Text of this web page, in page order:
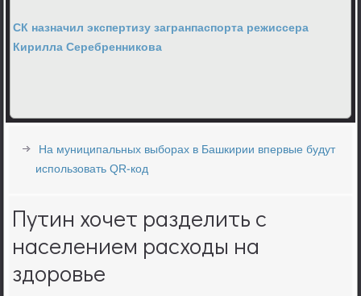
СК назначил экспертизу загранпаспорта режиссера
Кирилла Серебренникова
На муниципальных выборах в Башкирии впервые будут
использовать QR-код
Путин хочет разделить с
населением расходы на
здоровье